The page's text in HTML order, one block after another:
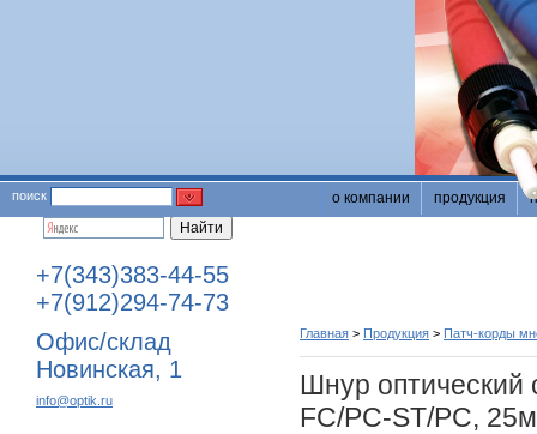
поиск о компании продукция
+7(343)383-44-55
+7(912)294-74-73
Офис/склад
Новинская, 1
info@optik.ru
Главная > Продукция > Патч-корды
Шнур
FC/PC-ST/PC, 25м